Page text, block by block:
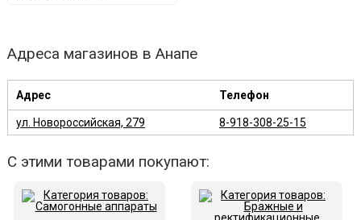
Адреса магазинов в Анапе
Адрес Телефон
ул. Новороссийская, 279 8-918-308-25-15
С этими товарами покупают: